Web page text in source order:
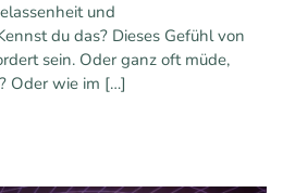
und
du das? Dieses Gefühl von
sein. Oder ganz oft müde,
Oder wie im […]